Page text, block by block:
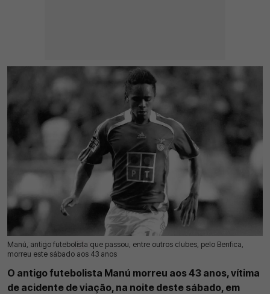
Manú, antigo futebolista que passou, entre outros clubes, pelo Benfica,
morreu este sábado aos 43 anos
12 Jul 2026 | 11:20 | 0
O antigo futebolista Manú morreu aos 43 anos, vítima
de acidente de viação, na noite deste sábado, em